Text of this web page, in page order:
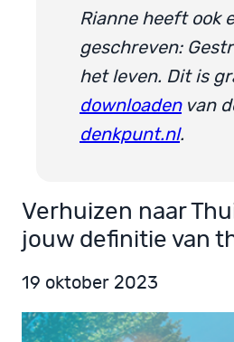
Rianne heeft ook
geschreven:
het leven. Dit is
downloadenvan
denkpunt.nl.
Verhuizen naar
jouw definitie van
19 oktober 2023